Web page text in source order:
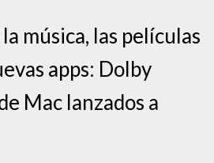
música, las películas
apps: Dolby
Mac lanzados a